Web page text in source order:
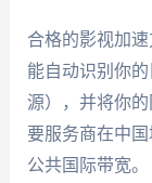
合格的影视加
能自动识别你
源），并将你
要服务商在中
公共国际带宽。